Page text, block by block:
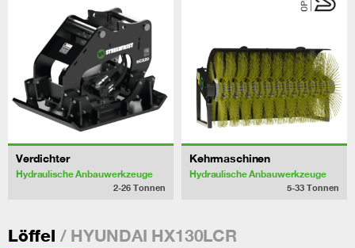
Verdichter
Hydraulische Anbauwerkzeuge
2-26 Tonnen
Kehrmaschinen
Hydraulische Anbauwerkzeuge
5-33 Tonnen
Löffel / HYUNDAI HX130LCR